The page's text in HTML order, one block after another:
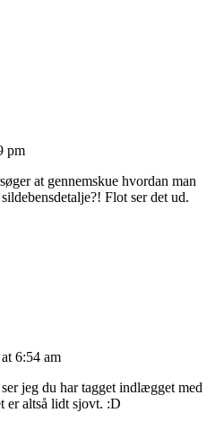
pm
at gennemskue hvordan man
Flot ser det ud.
6:54 am
jeg du har tagget indlægget med
er altså lidt sjovt. :D